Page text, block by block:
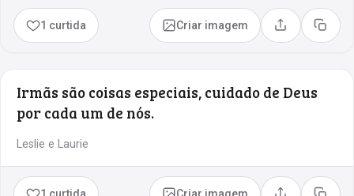
1 curtida Criar imagem Compartilhar
Copiar
Irmãs são coisas especiais, cuidado de Deus
por cada um de nós.
Leslie e Laurie
1 curtida Criar imagem